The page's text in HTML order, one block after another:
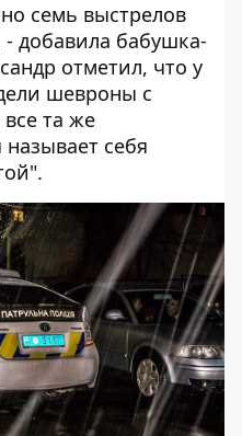
семь выстрелов
добавила бабушка-
отметил, что у
шевроны с
та же
себя